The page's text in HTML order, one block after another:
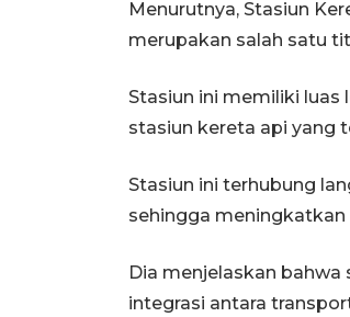
Menurutnya, Stasiun
merupakan salah satu
Stasiun ini memiliki luas
stasiun kereta api yang
Stasiun ini terhubung
sehingga
Dia menjelaskan
integrasi antara